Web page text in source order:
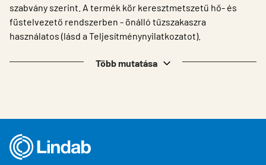
Choose languge
Hungary
szabvány szerint. A termék kör keresztmetszetű hő- és
füstelvezető rendszerben - önálló tűzszakaszra
használatos (lásd a Teljesítménynyilatkozatot).
Több mutatása